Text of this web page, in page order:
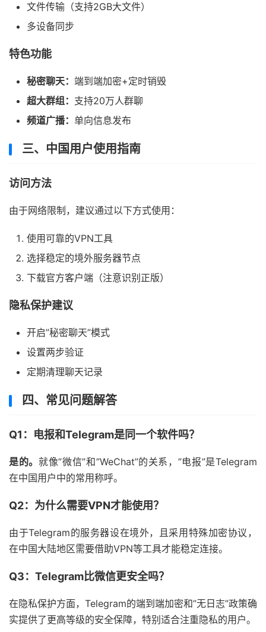
文件传输（支持2GB大文件）
多设备同步
特色功能
秘密聊天： 端到端加密+定时销毁
超大群组： 支持20万人群聊
频道广播： 单向信息发布
三、中国用户使用指南
访问方法
由于网络限制，建议通过以下方式使用：
使用可靠的VPN工具
选择稳定的境外服务器节点
下载官方客户端（注意识别正版）
隐私保护建议
开启”秘密聊天”模式
设置两步验证
定期清理聊天记录
四、常见问题解答
Q1：电报和Telegram是同一个软件吗？
是的。 就像”微信”和”WeChat”的关系，”电报”是Telegram
在中国用户中的常用称呼。
Q2：为什么需要VPN才能使用？
由于Telegram的服务器设在境外，且采用特殊加密协议，
在中国大陆地区需要借助VPN等工具才能稳定连接。
Q3：Telegram比微信更安全吗？
在隐私保护方面，Telegram的端到端加密和”无日志”政策确
实提供了更高等级的安全保障，特别适合注重隐私的用户。